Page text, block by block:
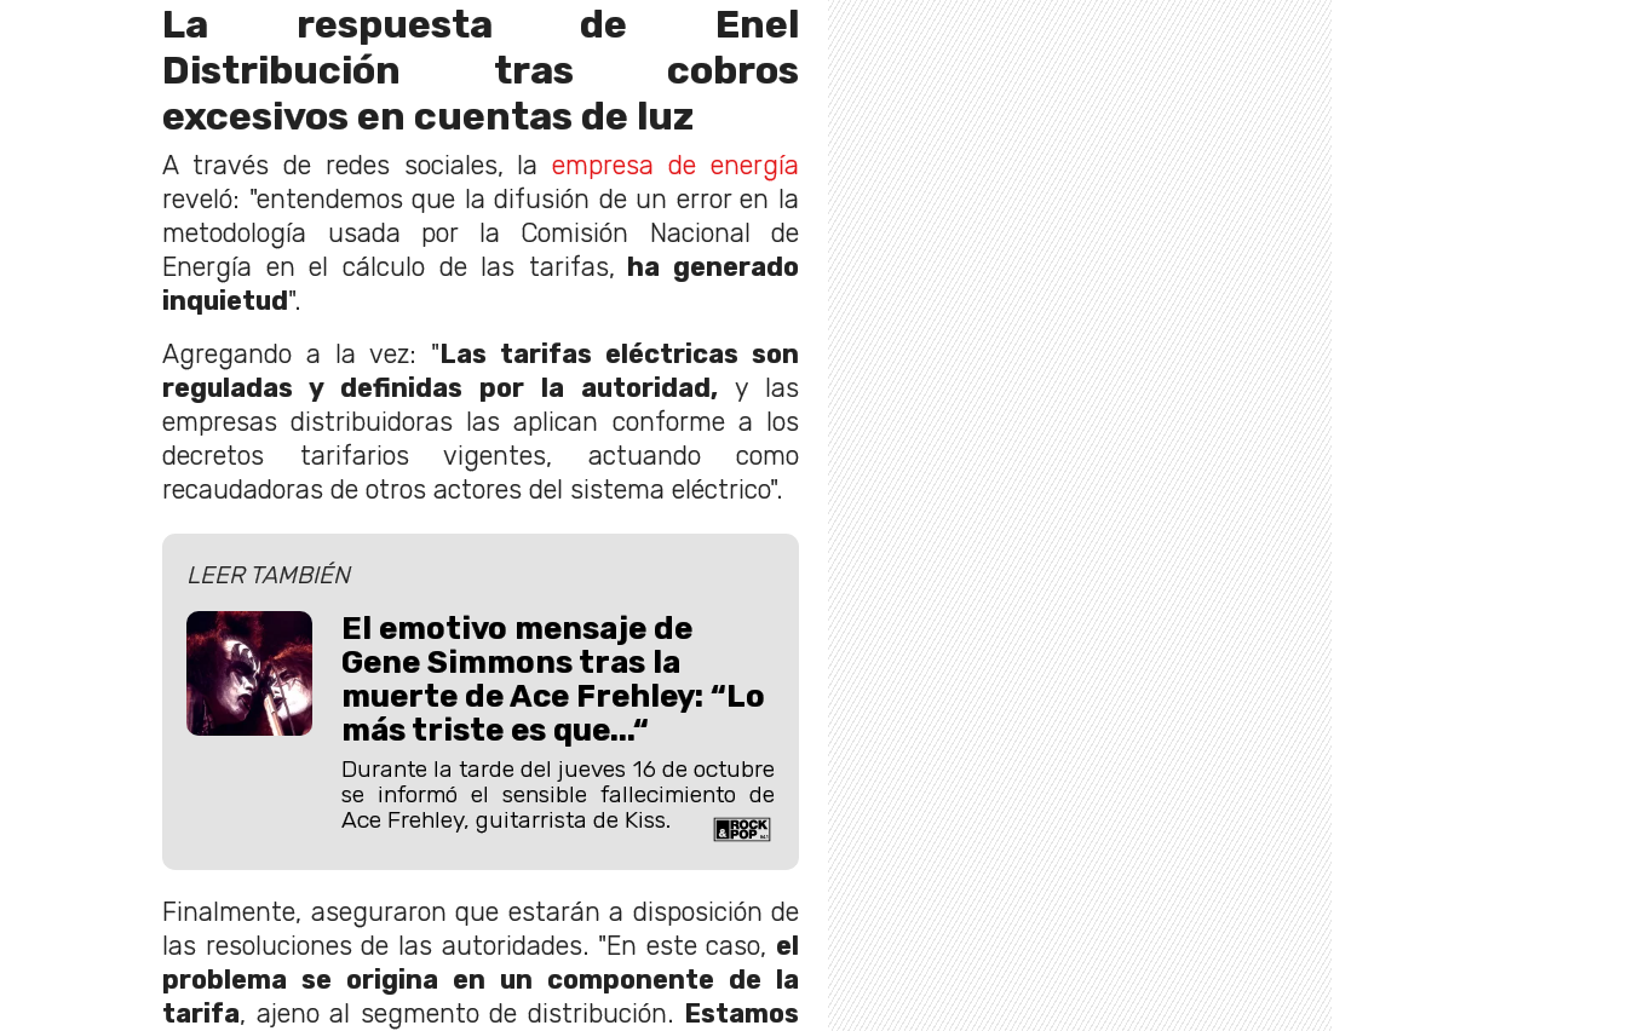
La respuesta de Enel
Distribución tras cobros
excesivos en cuentas de luz
A través de redes sociales, laempresa de energía
reveló: "entendemos que la difusión de un error en la
metodología usada por la Comisión Nacional de
Energía en el cálculo de las tarifas, ha generado
inquietud".
Agregando a la vez: "Las tarifas eléctricas son
reguladas y definidas por la autoridad, y las
empresas distribuidoras las aplican conforme a los
decretos tarifarios vigentes, actuando como
recaudadoras de otros actores del sistema eléctrico".
LEER TAMBIÉN
El emotivo mensaje de
Gene Simmons tras la
muerte de Ace Frehley: “Lo
más triste es que...“
Durante la tarde del jueves 16 de octubre
se informó el sensible fallecimiento de
Ace Frehley, guitarrista de Kiss.
Finalmente, aseguraron que estarán a disposición de
las resoluciones de las autoridades. "En este caso, el
problema se origina en un componente de la
tarifa, ajeno al segmento de distribución. Estamos